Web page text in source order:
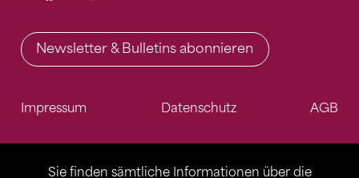
Sie finden sämtliche Informationen über die
Newsletter & Bulletins abonnieren
Impressum Datenschutz AGB